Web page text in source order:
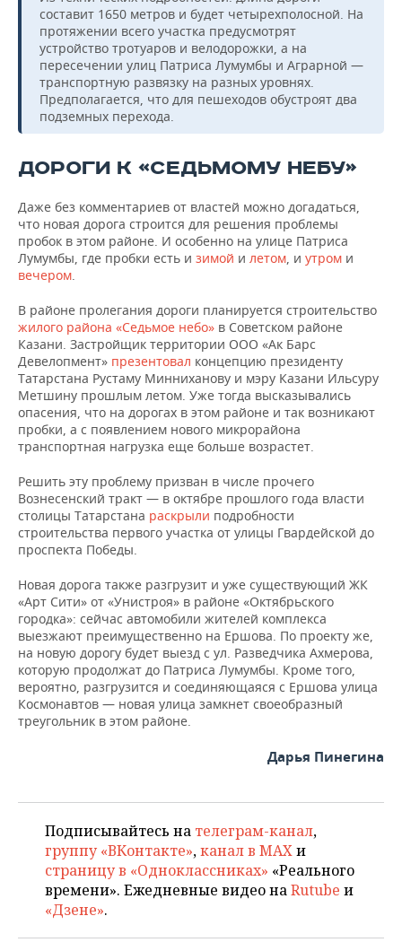
ВОДНЫЕ ВИДЫ СПОРТА
ХОККЕЙ С МЯЧОМ
ОБРАЗОВАНИЕ
ПРОИСШЕСТВИЯ
составит 1650 метров и будет четырехполосной. На
протяжении всего участка предусмотрят
устройство тротуаров и велодорожки, а на
пересечении улиц Патриса Лумумбы и Аграрной —
транспортную развязку на разных уровнях.
Предполагается, что для пешеходов обустроят два
подземных перехода.
ДОРОГИ К «СЕДЬМОМУ НЕБУ»
Даже без комментариев от властей можно догадаться,
что новая дорога строится для решения проблемы
пробок в этом районе. И особенно на улице Патриса
Лумумбы, где пробки есть и зимой и летом, и утром и
вечером.
В районе пролегания дороги планируется строительство
жилого района «Седьмое небо» в Советском районе
Казани. Застройщик территории ООО «Ак Барс
Девелопмент» презентовал концепцию президенту
Татарстана Рустаму Минниханову и мэру Казани Ильсуру
Метшину прошлым летом. Уже тогда высказывались
опасения, что на дорогах в этом районе и так возникают
пробки, а с появлением нового микрорайона
транспортная нагрузка еще больше возрастет.
Решить эту проблему призван в числе прочего
Вознесенский тракт — в октябре прошлого года власти
столицы Татарстана раскрыли подробности
строительства первого участка от улицы Гвардейской до
проспекта Победы.
Новая дорога также разгрузит и уже существующий ЖК
«Арт Сити» от «Унистроя» в районе «Октябрьского
городка»: сейчас автомобили жителей комплекса
выезжают преимущественно на Ершова. По проекту же,
на новую дорогу будет выезд с ул. Разведчика Ахмерова,
которую продолжат до Патриса Лумумбы. Кроме того,
вероятно, разгрузится и соединяющаяся с Ершова улица
Космонавтов — новая улица замкнет своеобразный
треугольник в этом районе.
Дарья Пинегина
Подписывайтесь на телеграм-канал,
группу «ВКонтакте»,канал в MAXи
страницу в «Одноклассниках» «Реального
времени». Ежедневные видео наRutube и
«Дзене».